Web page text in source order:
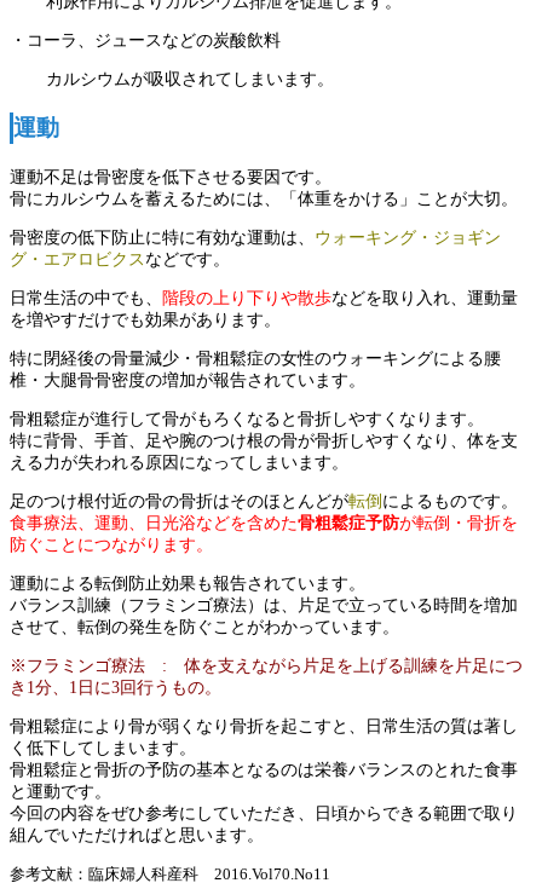
・コーラ、ジュースなどの炭酸飲料
カルシウムが吸収されてしまいます。
運動
運動不足は骨密度を低下させる要因です。
骨にカルシウムを蓄えるためには、「体重をかける」ことが大切。
骨密度の低下防止に特に有効な運動は、 ウォーキング・ジョギン
グ・エアロビクス などです。
日常生活の中でも、 階段の上り下りや散歩などを取り入れ、運動量
を増やすだけでも効果があります。
特に閉経後の骨量減少・骨粗鬆症の女性のウォーキングによる腰
椎・大腿骨骨密度の増加が報告されています。
骨粗鬆症が進行して骨がもろくなると骨折しやすくなります。
特に背骨、手首、足や腕のつけ根の骨が骨折しやすくなり、体を支
える力が失われる原因になってしまいます。
足のつけ根付近の骨の骨折はそのほとんどが転倒 によるものです。
食事療法、運動、日光浴などを含めた骨粗鬆症予防が転倒・骨折を
防ぐことにつながります。
運動による転倒防止効果も報告されています。
バランス訓練（フラミンゴ療法）は、片足で立っている時間を増加
させて、転倒の発生を防ぐことがわかっています。
※フラミンゴ療法 : 体を支えながら片足を上げる訓練を片足につ
き1分、1日に3回行うもの。
骨粗鬆症により骨が弱くなり骨折を起こすと、日常生活の質は著し
く低下してしまいます。
骨粗鬆症と骨折の予防の基本となるのは栄養バランスのとれた食事
と運動です。
今回の内容をぜひ参考にしていただき、日頃からできる範囲で取り
組んでいただければと思います。
参考文献：臨床婦人科産科 2016.Vol70.No11